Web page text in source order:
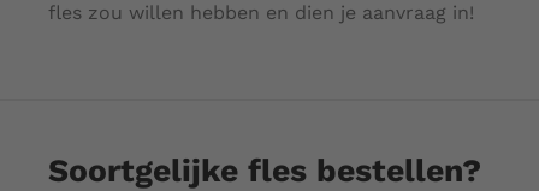
fles zou willen hebben en dien je aanvraag in!
Soortgelijke fles bestellen?